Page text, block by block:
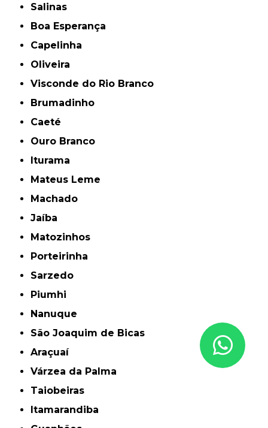
Salinas
Boa Esperança
Capelinha
Oliveira
Visconde do Rio Branco
Brumadinho
Caeté
Ouro Branco
Iturama
Mateus Leme
Machado
Jaíba
Matozinhos
Porteirinha
Sarzedo
Piumhi
Nanuque
São Joaquim de Bicas
Araçuaí
Várzea da Palma
Taiobeiras
Itamarandiba